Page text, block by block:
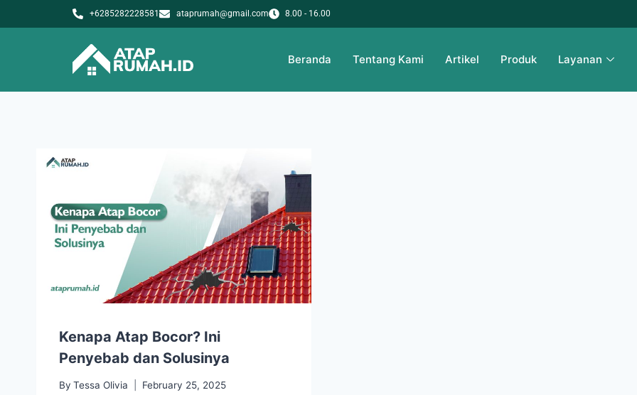
+6285282228581 ataprumah@gmail.com 8.00 - 16.00
Beranda Tentang Kami Artikel Produk Layanan
Kenapa Atap Bocor? Ini
Penyebab dan Solusinya
By Tessa Olivia February 25, 2025